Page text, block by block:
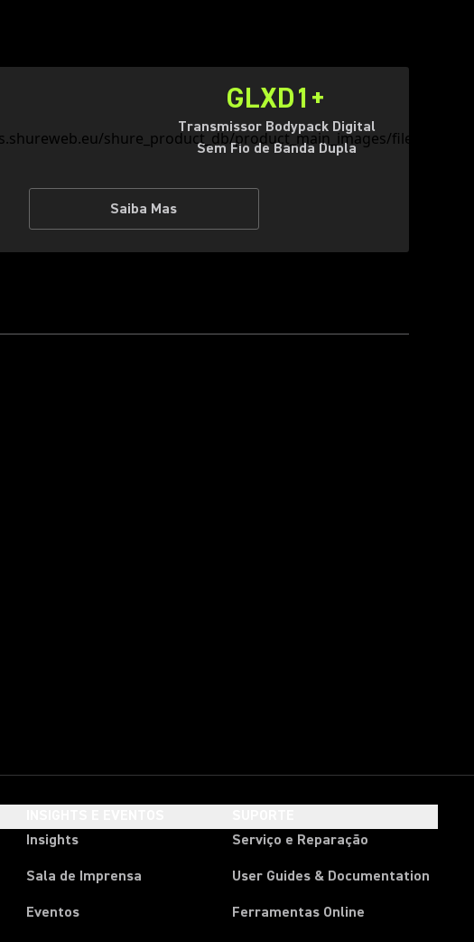
GLXD1+
Transmissor Bodypack Digital
Sem Fio de Banda Dupla
Saiba Mas
Insights
Sala de Imprensa
Eventos
Serviço e Reparação
User Guides & Documentation
Ferramentas Online